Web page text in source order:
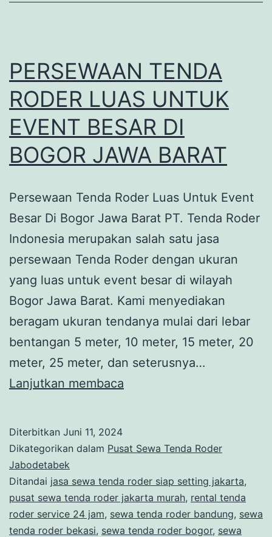
PERSEWAAN TENDA
RODER LUAS UNTUK
EVENT BESAR DI
BOGOR JAWA BARAT
Persewaan Tenda Roder Luas Untuk Event
Besar Di Bogor Jawa Barat PT. Tenda Roder
Indonesia merupakan salah satu jasa
persewaan Tenda Roder dengan ukuran
yang luas untuk event besar di wilayah
Bogor Jawa Barat. Kami menyediakan
beragam ukuran tendanya mulai dari lebar
bentangan 5 meter, 10 meter, 15 meter, 20
meter, 25 meter, dan seterusnya…
Lanjutkan membaca
LUAS
EVENT
BESAR
DI
Diterbitkan Juni 11, 2024
Dikategorikan dalam Pusat Sewa Tenda Roder
Jabodetabek
Ditandai jasa sewa tenda roder siap setting jakarta,
pusat sewa tenda roder jakarta murah, rental tenda
roder service 24 jam, sewa tenda roder bandung, sewa
tenda roder bekasi, sewa tenda roder bogor, sewa